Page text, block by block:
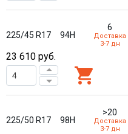
225/45 R17 94H
6
Доставка
3-7 дн
23 610 руб.
225/50 R17 98H
>20
Доставка
3-7 дн